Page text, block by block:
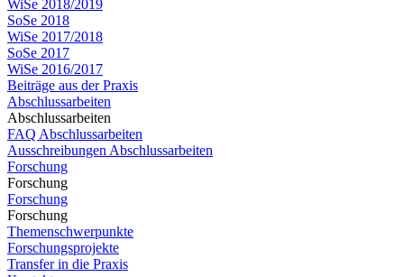
WiSe 2018/2019
SoSe 2018
WiSe 2017/2018
SoSe 2017
WiSe 2016/2017
Beiträge aus der Praxis
Abschlussarbeiten
Abschlussarbeiten
FAQ Abschlussarbeiten
Ausschreibungen Abschlussarbeiten
Forschung
Forschung
Forschung
Forschung
Themenschwerpunkte
Forschungsprojekte
Transfer in die Praxis